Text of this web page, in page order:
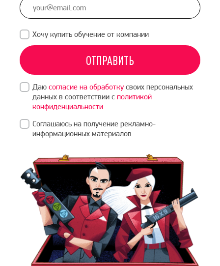
Хочу купить обучение от компании
ОТПРАВИТЬ
Даю согласие на обработкусвоих персональных
данных в соответствии с политикой
конфиденциальности
Соглашаюсь на получение рекламно-
информационных материалов